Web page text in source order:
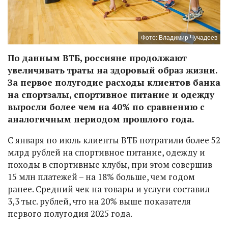
Фото: Владимир Чучадеев
По данным ВТБ, россияне продолжают
увеличивать траты на здоровый образ жизни.
За первое полугодие расходы клиентов банка
на спортзалы, спортивное питание и одежду
выросли более чем на 40% по сравнению с
аналогичным периодом прошлого года.
С января по июль клиенты ВТБ потратили более 52
млрд рублей на спортивное питание, одежду и
походы в спортивные клубы, при этом совершив
15 млн платежей – на 18% больше, чем годом
ранее. Средний чек на товары и услуги составил
3,3 тыс. рублей, что на 20% выше показателя
первого полугодия 2025 года.